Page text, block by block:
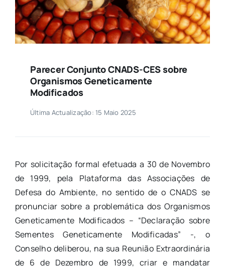
Parecer Conjunto CNADS-CES sobre
Organismos Geneticamente
Modificados
Última Actualização: 15 Maio 2025
Por solicitação formal efetuada a 30 de Novembro
de 1999, pela Plataforma das Associações de
Defesa do Ambiente, no sentido de o CNADS se
pronunciar sobre a problemática dos Organismos
Geneticamente Modificados – “Declaração sobre
Sementes Geneticamente Modificadas” -, o
Conselho deliberou, na sua Reunião Extraordinária
de 6 de Dezembro de 1999, criar e mandatar